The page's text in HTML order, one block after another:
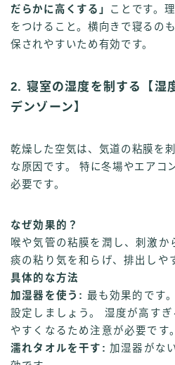
だらかに高くする」
ことです。
をつけること。横向きで寝るの
保されやすいため有効です。
2. 寝室の湿度を制する【湿
デンゾーン】
乾燥した空気は、気道の粘膜を
な原因です。 特に冬場やエアコ
必要です。
なぜ効果的？
喉や気管の粘膜を潤し、刺激か
痰の粘り気を和らげ、排出しや
具体的な方法
加湿器を使う: 最も効果的です
設定しましょう。 湿度が高す
やすくなるため注意が必要です。
濡れタオルを干す: 加湿器がな